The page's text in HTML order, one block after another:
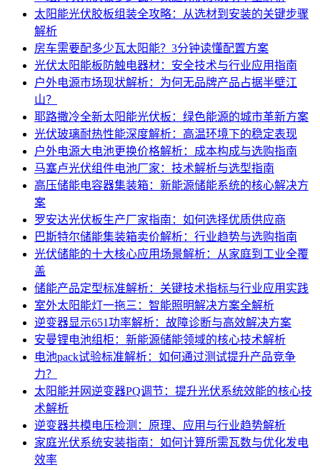
太阳能光伏胶板组装全攻略：从选材到安装的关键步骤
解析
房车需要配多少瓦太阳能？3分钟读懂配置方案
光伏太阳能板防触电器材：安全技术与行业应用指南
户外电源市场现状解析：为何无品牌产品占据半壁江
山？
耶路撒冷全新太阳能光伏板：绿色能源的城市革新方案
光伏玻璃耐热性能深度解析：高温环境下的稳定表现
户外电源大电池更换价格解析：成本构成与选购指南
马塞卢光伏组件电池厂家：技术解析与选型指南
高压储能电容器集装箱：新能源储能系统的核心解决方
案
罗安达光伏板生产厂家指南：如何选择优质供应商
巴斯特尔储能集装箱卖价解析：行业趋势与选购指南
光伏储能的十大核心应用场景解析：从家庭到工业全覆
盖
储能产品定型标准解析：关键技术指标与行业应用实践
室外太阳能灯一拖三：智能照明解决方案全解析
逆变器显示651功率解析：故障诊断与高效解决方案
安曼锂电池组柜：新能源储能领域的核心技术解析
电池pack试验标准解析：如何通过测试提升产品竞争
力？
太阳能并网逆变器PQ调节：提升光伏系统效能的核心技
术解析
逆变器共模电压检测：原理、应用与行业趋势解析
家庭光伏系统安装指南：如何计算所需瓦数与优化发电
效率